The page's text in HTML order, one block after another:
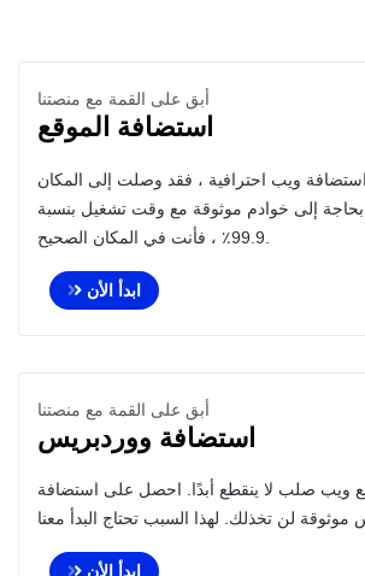
أبق على القمة مع منصتنا
استضافة الموقع
ويب احترافية ، فقد وصلت إلى المكان
إلى خوادم موثوقة مع وقت تشغيل بنسبة
ابدأ الأن
أبق على القمة مع منصتنا
استضافة ووردبريس
ويب صلب لا ينقطع أبدًا. احصل على استضافة
ابدأ الأن